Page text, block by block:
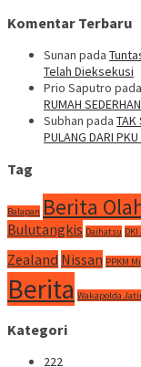
Komentar Terbaru
Sunan pada
Telah Dieksekusi
Prio Saputro pada
RUMAH
Subhan pada TAK
PULANG DARI
Tag
Balapan Berita
Bulutangkis Daihatsu
Zealand Nissan PPKM
Berita Wakapolda
Kategori
222